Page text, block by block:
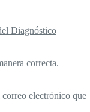
Diagnóstico
correcta.
electrónico que